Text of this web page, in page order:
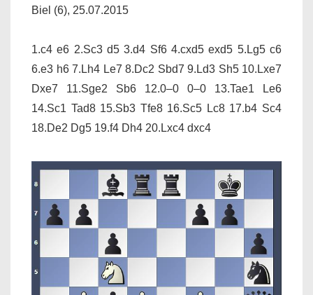
Biel (6), 25.07.2015
1.c4 e6 2.Sc3 d5 3.d4 Sf6 4.cxd5 exd5 5.Lg5 c6
6.e3 h6 7.Lh4 Le7 8.Dc2 Sbd7 9.Ld3 Sh5 10.Lxe7
Dxe7 11.Sge2 Sb6 12.0–0 0–0 13.Tae1 Le6
14.Sc1 Tad8 15.Sb3 Tfe8 16.Sc5 Lc8 17.b4 Sc4
18.De2 Dg5 19.f4 Dh4 20.Lxc4 dxc4